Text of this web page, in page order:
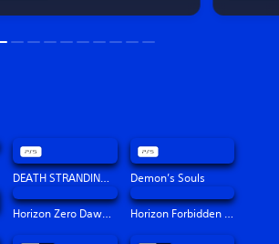
DEATH STRANDING DIRECTOR'S CUT
Demon’s Souls
Horizon Zero Dawn™ Remastered Horizon Forbidden West™